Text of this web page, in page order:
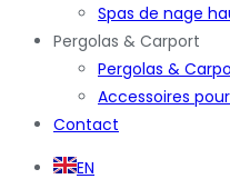
Spas de nage
Pergolas & Carport
Pergolas &
Accessoires
Contact
EN